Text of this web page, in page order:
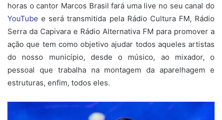
horas o cantor Marcos Brasil fará uma live no seu canal do
YouTube e será transmitida pela Rádio Cultura FM, Rádio
Serra da Capivara e Rádio Alternativa FM para promover a
ação que tem como objetivo ajudar todos aqueles artistas
do nosso município, desde o músico, ao mixador, o
pessoal que trabalha na montagem da aparelhagem e
estruturas, enfim, todos eles.